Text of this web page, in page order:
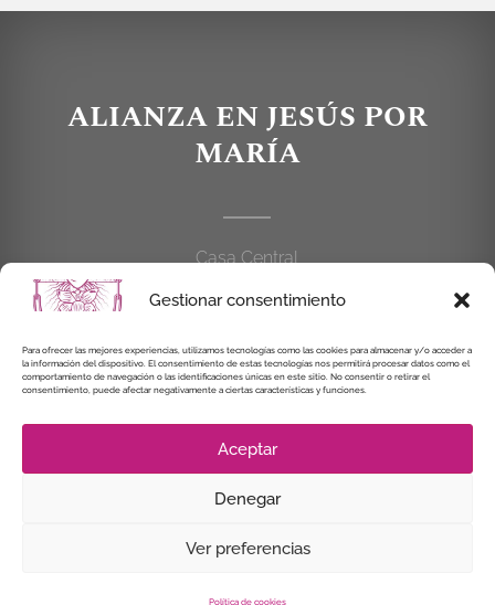
Gestionar consentimiento
Para ofrecer las mejores experiencias, utilizamos tecnologías como las cookies para almacenar y/o acceder a
la información del dispositivo. El consentimiento de estas tecnologías nos permitirá procesar datos como el
comportamiento de navegación o las identificaciones únicas en este sitio. No consentir o retirar el
consentimiento, puede afectar negativamente a ciertas características y funciones.
Aceptar
Denegar
Ver preferencias
Política de cookies
ALIANZA EN JESÚS POR
MARÍA
Casa Central
914 462 114
alianzaenjesuspormaria@gmail.com